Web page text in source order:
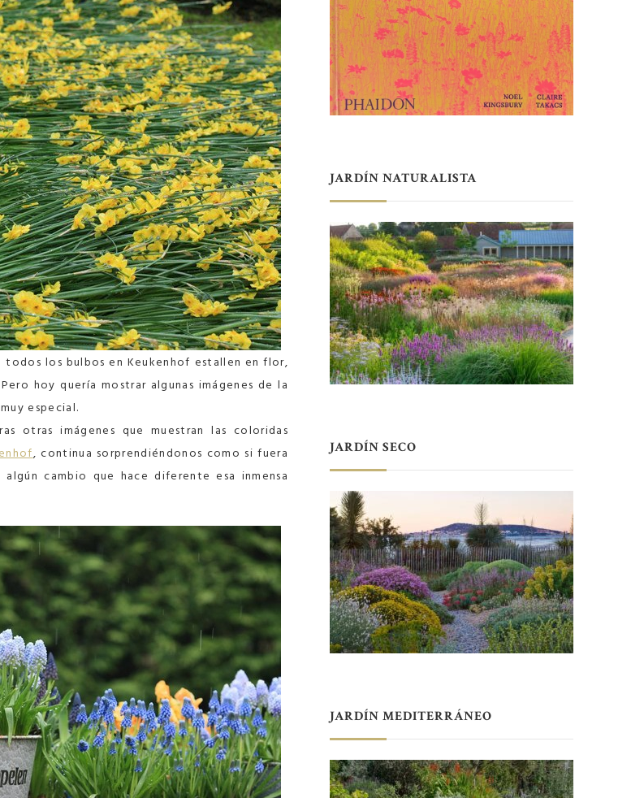
todos los bulbos en Keukenhof estallen en flor,
hoy quería mostrar algunas imágenes de la
especial.
otras imágenes que muestran las coloridas
, continua sorprendiéndonos como si fuera
cambio que hace diferente esa inmensa
JARDÍN NATURALISTA
JARDÍN SECO
JARDÍN MEDITERRÁNEO